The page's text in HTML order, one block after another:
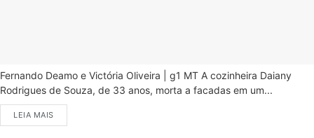
Fernando Deamo e Victória Oliveira | g1 MT A cozinheira Daiany
Rodrigues de Souza, de 33 anos, morta a facadas em um...
LEIA MAIS